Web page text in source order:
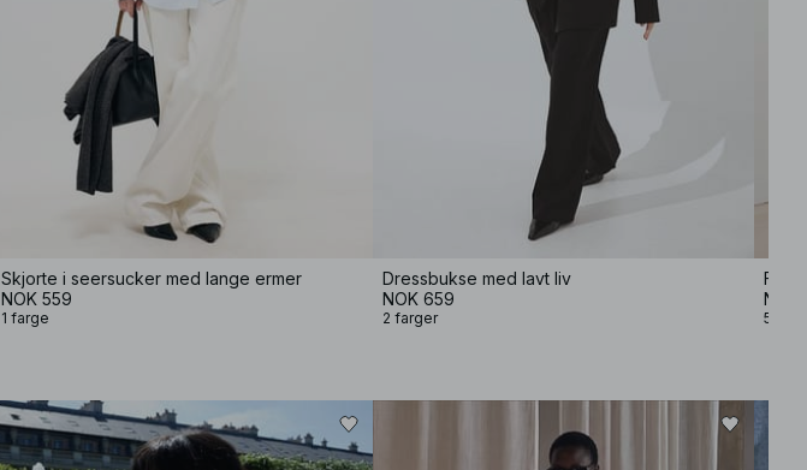
Skjorte i seersucker med lange ermer
NOK 559
1 farge
Dressbukse med lavt liv
NOK 659
2 farger
NOK
5